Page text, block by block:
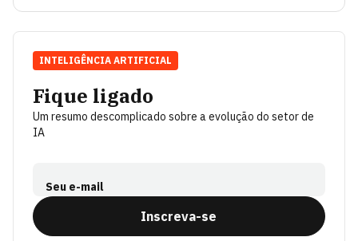
Fique ligado
Um resumo descomplicado sobre a evolução do setor de
IA
Seu e-mail
Inscreva-se
INTELIGÊNCIA ARTIFICIAL